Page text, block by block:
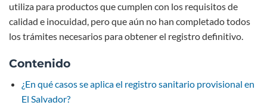
utiliza para productos que cumplen con los requisitos de
calidad e inocuidad, pero que aún no han completado todos
los trámites necesarios para obtener el registro definitivo.
Contenido
¿En qué casos se aplica el registro sanitario provisional en
El Salvador?